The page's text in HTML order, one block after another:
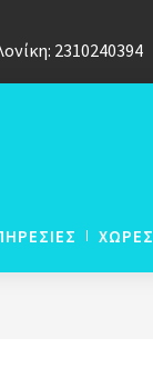
2310240394
ΧΩΡΕΣ